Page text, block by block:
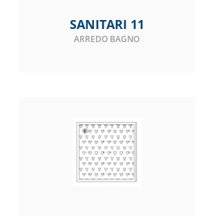
SANITARI 11
ARREDO BAGNO